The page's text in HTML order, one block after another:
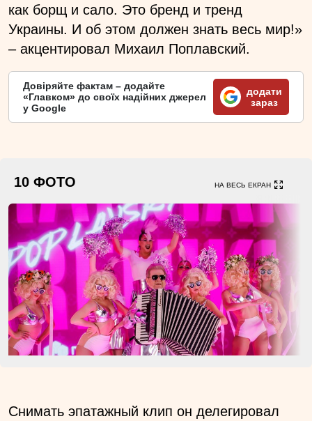
как борщ и сало. Это бренд и тренд
Украины. И об этом должен знать весь мир!»
–акцентировал Михаил Поплавский.
Довіряйте фактам – додайте
«Главком» до своїх надійних джерел
у Google
додати
зараз
10 ФОТО НА ВЕСЬ ЕКРАН
Снимать эпатажный клип он делегировал